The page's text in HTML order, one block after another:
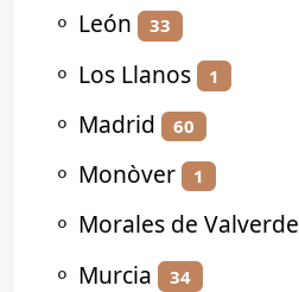
⚬ León 33
⚬ Los Llanos 1
⚬ Madrid 60
⚬ Monòver 1
⚬ Morales de Valverde
⚬ Murcia 34